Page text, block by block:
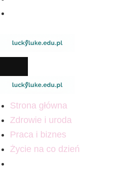
Strona główna
Zdrowie i uroda
Praca i biznes
Życie na co dzień